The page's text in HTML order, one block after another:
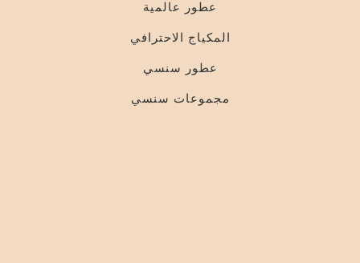
عطور عالمية
المكياج الاحترافي
عطور سنسي
مجموعات سنسي